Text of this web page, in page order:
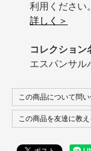
利用ください。
詳しく＞
コレクション
エスパンサル
この商品について問
この商品を友達に教え